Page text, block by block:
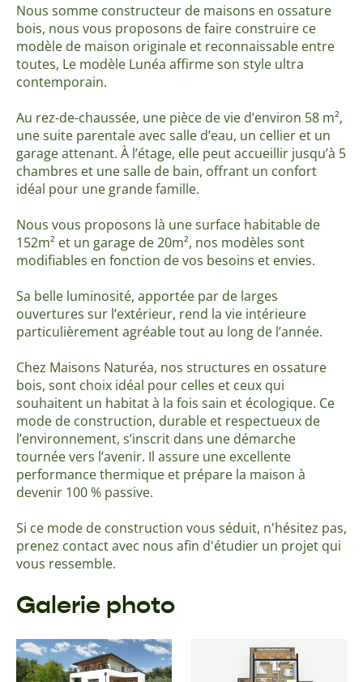
Nous somme constructeur de maisons en ossature
bois, nous vous proposons de faire construire ce
modèle de maison originale et reconnaissable entre
toutes, Le modèle Lunéa affirme son style ultra
contemporain.
Au rez-de-chaussée, une pièce de vie d’environ 58 m²,
une suite parentale avec salle d’eau, un cellier et un
garage attenant. À l’étage, elle peut accueillir jusqu’à 5
chambres et une salle de bain, offrant un confort
idéal pour une grande famille.
Nous vous proposons là une surface habitable de
152m² et un garage de 20m², nos modèles sont
modifiables en fonction de vos besoins et envies.
Sa belle luminosité, apportée par de larges
ouvertures sur l’extérieur, rend la vie intérieure
particulièrement agréable tout au long de l’année.
Chez Maisons Naturéa, nos structures en ossature
bois, sont choix idéal pour celles et ceux qui
souhaitent un habitat à la fois sain et écologique. Ce
mode de construction, durable et respectueux de
l’environnement, s’inscrit dans une démarche
tournée vers l’avenir. Il assure une excellente
performance thermique et prépare la maison à
devenir 100 % passive.
Si ce mode de construction vous séduit, n'hésitez pas,
prenez contact avec nous afin d'étudier un projet qui
vous ressemble.
Galerie photo